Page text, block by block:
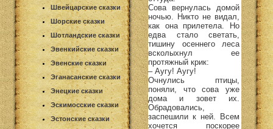
Швейцарские сказки
Шорские сказки
Шотландские сказки
Эвенкийские сказки
Эвенские сказки
Эганасанские сказки
Энецкие сказки
Эскимосские сказки
Эстонские сказки
Сова вернулась домой
ночью. Никто не видал,
как она прилетела. Но
едва стало светать,
тишину осеннего леса
всколыхнул ее
протяжный крик:
– Аугу! Аугу!
Очнулись птицы,
поняли, что сова уже
дома и зовет их.
Обрадовались,
заспешили к ней. Всем
хочется поскорее